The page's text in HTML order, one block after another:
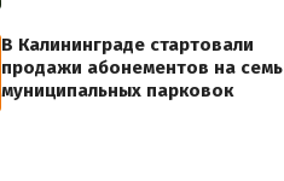
В Калининграде стартовали
продажи абонементов на семь
муниципальных парковок